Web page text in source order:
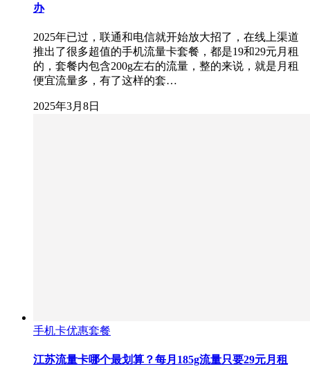
办
2025年已过，联通和电信就开始放大招了，在线上渠道
推出了很多超值的手机流量卡套餐，都是19和29元月租
的，套餐内包含200g左右的流量，整的来说，就是月租
便宜流量多，有了这样的套…
2025年3月8日
手机卡优惠套餐
江苏流量卡哪个最划算？每月185g流量只要29元月租